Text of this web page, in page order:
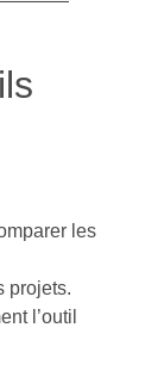
les
projets.
l’outil